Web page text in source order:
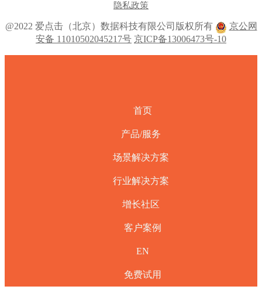
隐私政策
@2022 爱点击（北京）数据科技有限公司版权所有
京公网
安备 11010502045217号 京ICP备13006473号-10
首页
产品/服务
场景解决方案
行业解决方案
增长社区
客户案例
EN
免费试用